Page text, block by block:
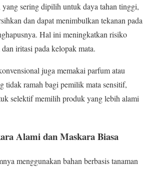
sering dipilih untuk daya tahan tinggi,
dan dapat menimbulkan tekanan pada
Hal ini meningkatkan risiko
iritasi pada kelopak mata.
juga memakai parfum atau
tidak ramah bagi pemilik mata sensitif,
selektif memilih produk yang lebih alami
Alami dan Maskara Biasa
menggunakan bahan berbasis tanaman